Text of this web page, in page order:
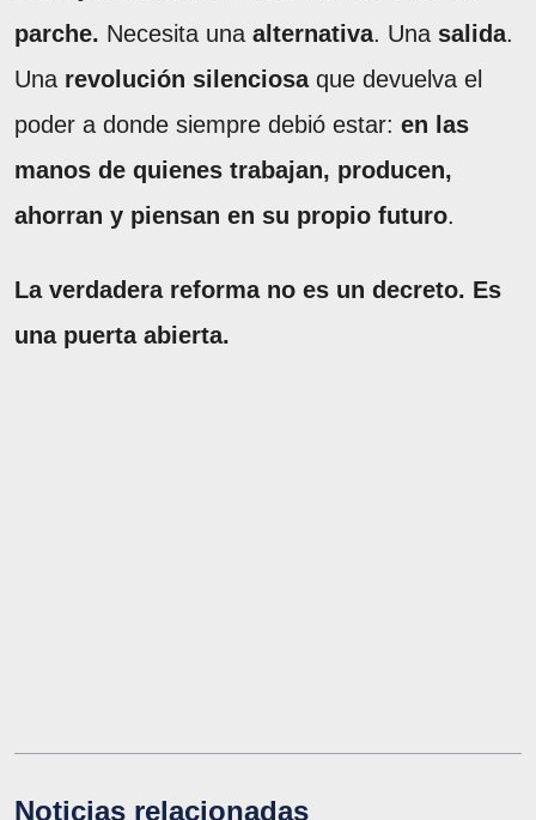
parche. Necesita una alternativa. Una salida.
Una revolución silenciosaque devuelva el
poder a donde siempre debió estar: en las
manos de quienes trabajan, producen,
ahorran y piensan en su propio futuro.
La verdadera reforma no es un decreto. Es
una puerta abierta.
Noticias relacionadas